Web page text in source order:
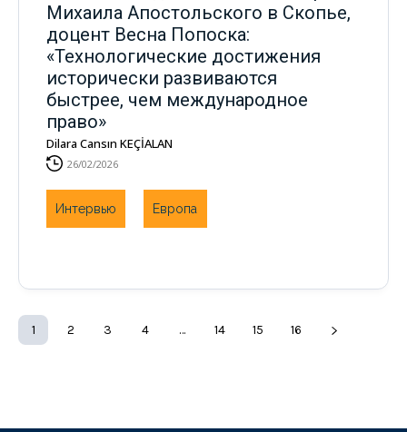
Михаила Апостольского в Скопье,
доцент Весна Попоска:
«Технологические достижения
исторически развиваются
быстрее, чем международное
право»
Dilara Cansın KEÇİALAN
26/02/2026
Интервью Европа
1 2 3 4 … 14 15 16